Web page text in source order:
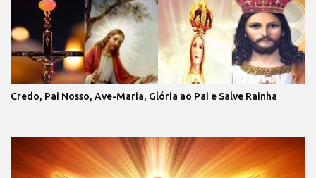
Credo, Pai Nosso, Ave-Maria, Glória ao Pai e Salve Rainha